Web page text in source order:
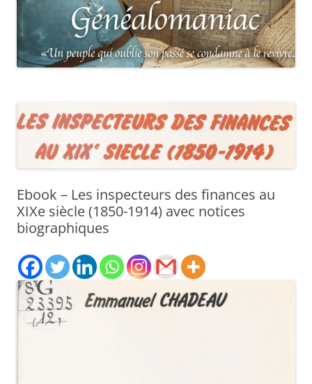
Ebook – Les inspecteurs des finances au
XIXe siècle (1850-1914) avec notices
biographiques